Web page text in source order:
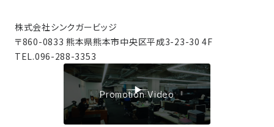
株式会社シンクガービッジ
〒860-0833 熊本県熊本市中央区平成3-23-30 4F
TEL.096-288-3353
Promotion Video